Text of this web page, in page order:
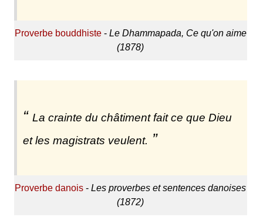
Proverbe bouddhiste- Le Dhammapada, Ce qu'on aime
(1878)
La crainte du châtiment fait ce que Dieu
et les magistrats veulent.
Proverbe danois -Les proverbes et sentences danoises
(1872)